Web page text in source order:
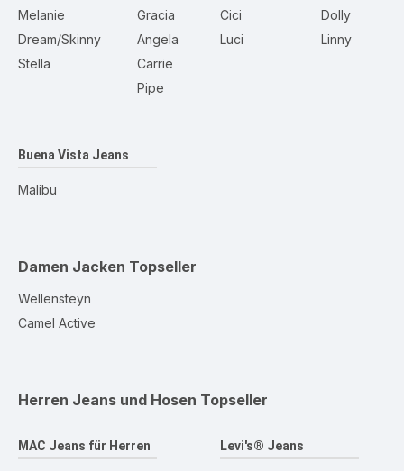
Melanie
Dream/Skinny
Stella
Gracia
Angela
Carrie
Pipe
Cici
Luci
Dolly
Linny
Buena Vista Jeans
Malibu
Damen Jacken Topseller
Wellensteyn
Camel Active
Herren Jeans und Hosen Topseller
MAC Jeans für Herren Levi's® Jeans